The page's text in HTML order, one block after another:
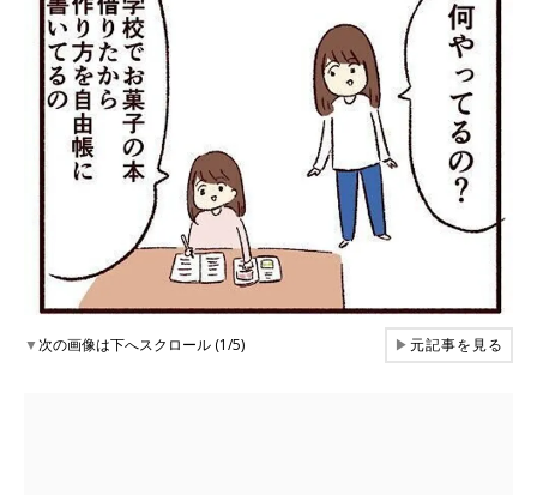
▼次の画像は下へスクロール (1/5) ▶元記事を見る